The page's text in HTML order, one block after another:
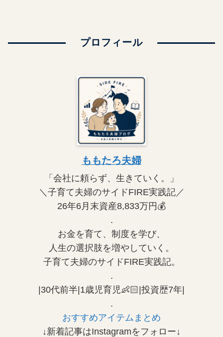
プロフィール
ももたろ夫婦
「会社に頼らず、生きていく。」
＼子育て夫婦のサイドFIRE実践記／
26年6月末資産8,833万円💰
.
お金を育て、制度を学び、
人生の選択肢を増やしていく。
子育て夫婦のサイドFIRE実践記。
.
|30代前半|1歳児育児👶🏻|投資歴7年|
.
おすすめアイテムまとめ
↓新着記事はInstagramをフォロー↓